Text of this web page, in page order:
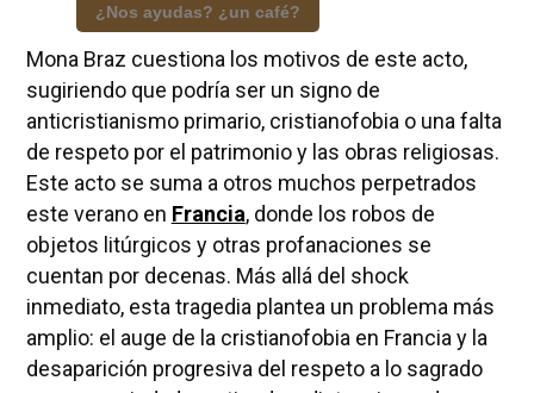
¿Nos ayudas? ¿un café?
Mona Braz cuestiona los motivos de este acto,
sugiriendo que podría ser un signo de
anticristianismo primario, cristianofobia o una falta
de respeto por el patrimonio y las obras religiosas.
Este acto se suma a otros muchos perpetrados
este verano en Francia, donde los robos de
objetos litúrgicos y otras profanaciones se
cuentan por decenas. Más allá del shock
inmediato, esta tragedia plantea un problema más
amplio: el auge de la cristianofobia en Francia y la
desaparición progresiva del respeto a lo sagrado